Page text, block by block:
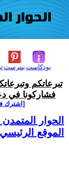
بنترست بودكاست
تبرعاتكم
فشاركونا في
[اشترك
الحوار
الموقع الرئيسي